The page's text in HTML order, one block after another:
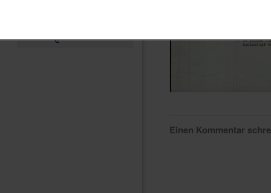
e
Einen Kommentar